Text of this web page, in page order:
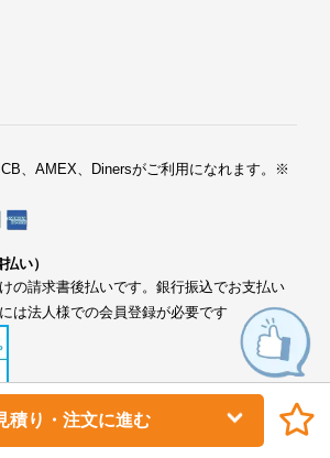
積り・注文に進む
、AMEX、Dinersがご利用になれます。※
い）
の請求書後払いです。銀行振込でお支払い
は法人様での会員登録が必要です
ーソン、ファミリーマート、ミニストッ